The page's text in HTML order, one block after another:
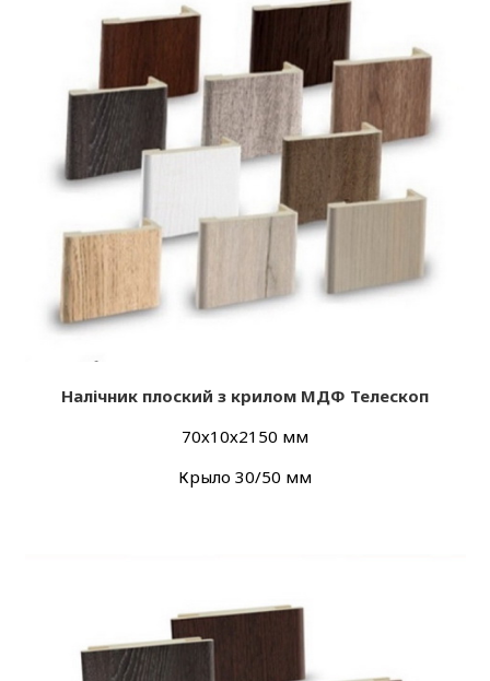
Налічник плоский з крилом МДФ Телескоп
70х10х2150 мм
Крыло 30/50 мм